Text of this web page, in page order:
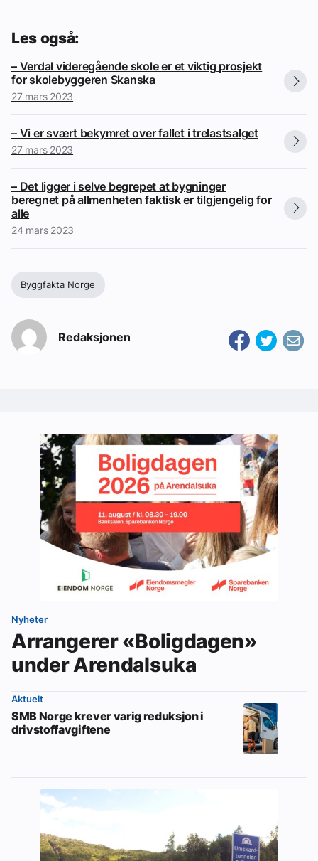
Les også:
– Verdal videregående skole er et viktig prosjekt
for skolebyggeren Skanska
27 mars 2023
– Vi er svært bekymret over fallet i trelastsalget
27 mars 2023
– Det ligger i selve begrepet at bygninger
beregnet på allmenheten faktisk er tilgjengelig for
alle
24 mars 2023
Byggfakta Norge
Redaksjonen
Nyheter
Arrangerer «Boligdagen»
under Arendalsuka
Aktuelt
SMB Norge krever varig reduksjon i
drivstoffavgiftene